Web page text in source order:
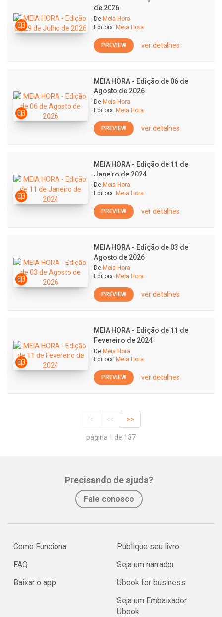
de 2026
De Meia Hora
Editora: Meia Hora
PREVIEW ver detalhes
MEIA HORA - Edição de 06 de
Agosto de 2026
De Meia Hora
Editora: Meia Hora
PREVIEW ver detalhes
MEIA HORA - Edição de 11 de
Janeiro de 2024
De Meia Hora
Editora: Meia Hora
PREVIEW ver detalhes
MEIA HORA - Edição de 03 de
Agosto de 2026
De Meia Hora
Editora: Meia Hora
PREVIEW ver detalhes
MEIA HORA - Edição de 11 de
Fevereiro de 2024
De Meia Hora
Editora: Meia Hora
PREVIEW ver detalhes
|< << >>
página 1 de 137
Precisando de ajuda?
Fale conosco
Como Funciona
FAQ
Baixar o app
Publique seu livro
Seja um narrador
Ubook for business
Seja um Embaixador
Ubook